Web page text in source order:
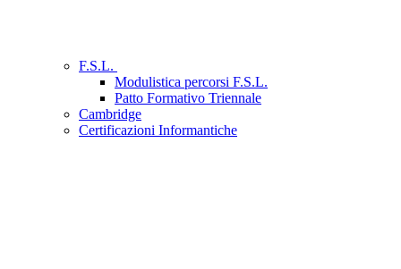
F.S.L.
Modulistica percorsi F.S.L.
Patto Formativo Triennale
Cambridge
Certificazioni Informantiche